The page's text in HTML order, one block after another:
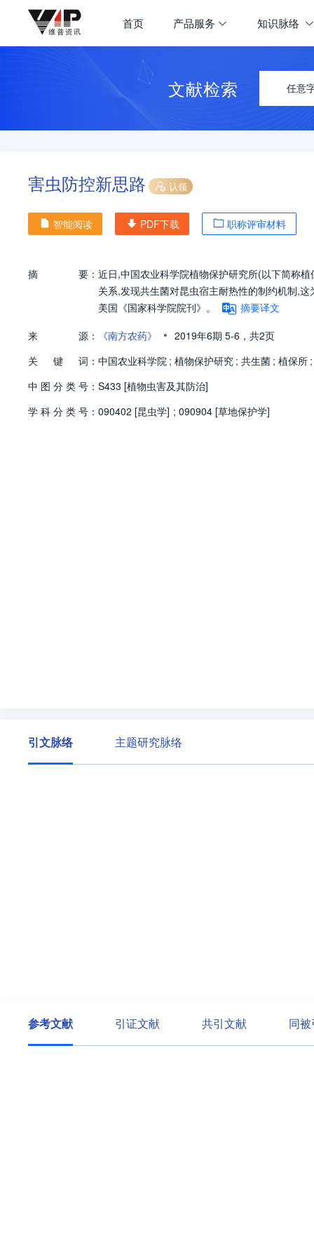
首页 产品服务 知识脉络
文献检索 任意
害虫防控新思路 认领
智能阅读 PDF下载 职称评审材料
摘 要： 近日,中国农业科学院植物保护研究所(以下简称
关系,发现共生菌对昆虫宿主耐热性的制约机制,
美国《国家科学院院刊》。
摘要译文
来
源： 《南方农药》 • 2019年6期 5-6， 共2页
关
键 词： 中国农业科学院 ; 植物保护研究 ; 共生菌 ; 植保所 ;
中 图 分 类 号： S433 [植物虫害及其防治]
学 科 分 类 号： 090402 [昆虫学] ; 090904 [草地保护学]
引文脉络 主题研究脉络
参考文献 引证文献 共引文献 同